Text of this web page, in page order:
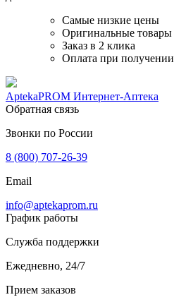
Самые низкие цены
Оригинальные товары
Заказ в 2 клика
Оплата при получении
AptekaPROM Интернет-Аптека
Обратная связь
Звонки по России
8 (800) 707-26-39
Email
info@aptekaprom.ru
График работы
Служба поддержки
Ежедневно, 24/7
Прием заказов